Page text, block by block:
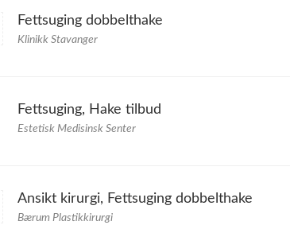
Fettsuging dobbelthake
Klinikk Stavanger
Fettsuging, Hake tilbud
Estetisk Medisinsk Senter
Ansikt kirurgi, Fettsuging dobbelthake
Bærum Plastikkirurgi